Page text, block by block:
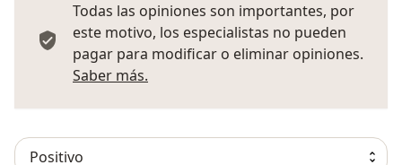
Todas las opiniones son importantes, por
este motivo, los especialistas no pueden
pagar para modificar o eliminar opiniones.
Saber más.